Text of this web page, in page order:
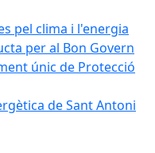
pel clima i l'energia
per al Bon Govern
únic de Protecció
de Sant Antoni